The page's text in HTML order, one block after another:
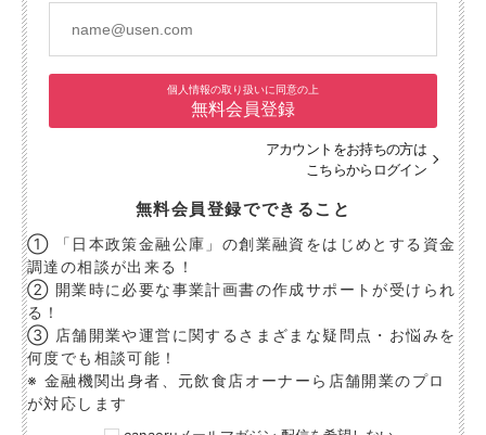
個人情報の取り扱いに同意の上
無料会員登録
アカウントをお持ちの方は
こちらからログイン
無料会員登録でできること
① 「日本政策金融公庫」の創業融資をはじめとする資金
調達の相談が出来る！
② 開業時に必要な事業計画書の作成サポートが受けられ
る！
③ 店舗開業や運営に関するさまざまな疑問点・お悩みを
何度でも相談可能！
※ 金融機関出身者、元飲食店オーナーら店舗開業のプロ
が対応します